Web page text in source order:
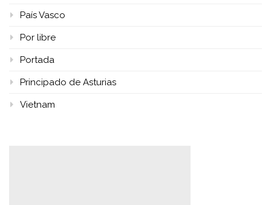
País Vasco
Por libre
Portada
Principado de Asturias
Vietnam